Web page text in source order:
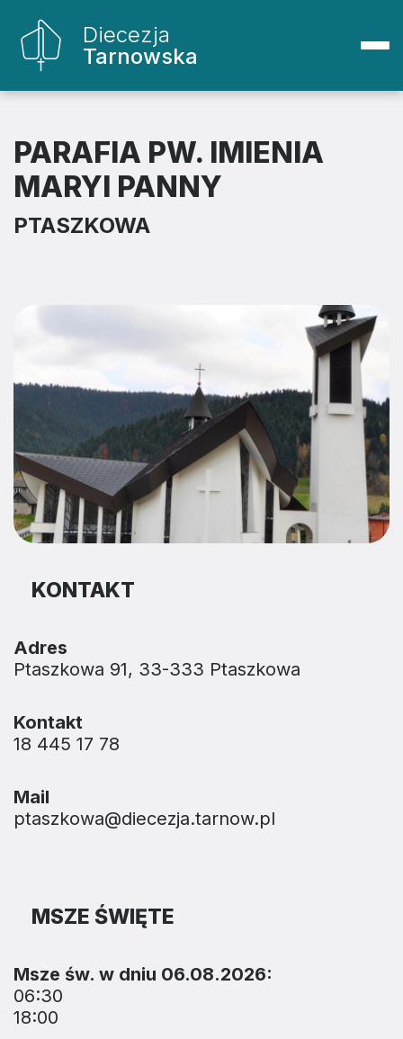
Diecezja
Tarnowska
PARAFIA PW. IMIENIA
MARYI PANNY
PTASZKOWA
KONTAKT
Adres
Ptaszkowa 91, 33-333 Ptaszkowa
Kontakt
18 445 17 78
Mail
ptaszkowa@diecezja.tarnow.pl
MSZE ŚWIĘTE
Msze św. w dniu 06.08.2026:
06:30
18:00